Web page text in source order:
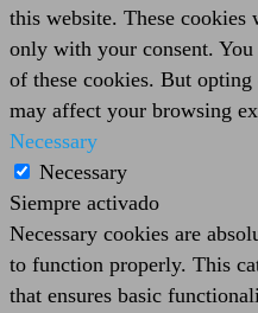
this website. These
only with your consent.
of these cookies. But
may affect your browsing
Necessary
Necessary
Siempre activado
Necessary cookies are
to function properly. This
that ensures basic